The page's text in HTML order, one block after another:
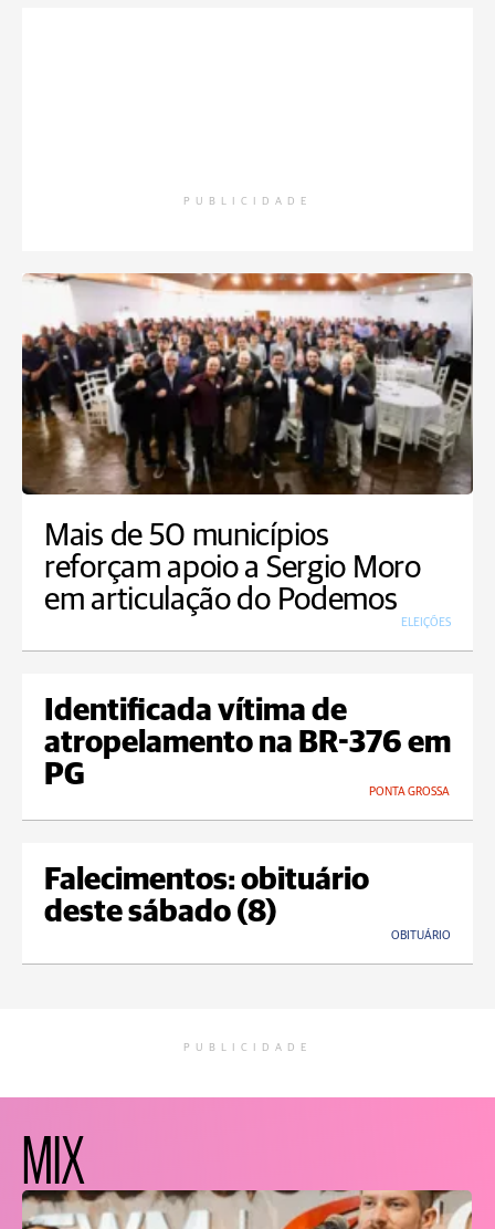
PUBLICIDADE
Mais de 50 municípios
reforçam apoio a Sergio Moro
em articulação do Podemos
ELEIÇÕES
Identificada vítima de
atropelamento na BR-376 em
PG
PONTA GROSSA
Falecimentos: obituário
deste sábado (8)
OBITUÁRIO
PUBLICIDADE
MIX